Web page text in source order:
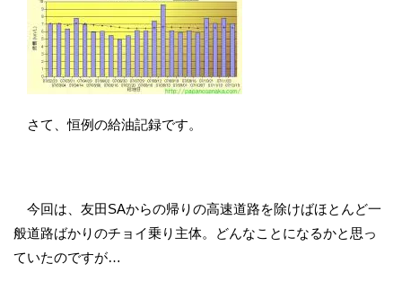
さて、恒例の給油記録です。
今回は、友田SAからの帰りの高速道路を除けばほとんど一
般道路ばかりのチョイ乗り主体。どんなことになるかと思っ
ていたのですが…